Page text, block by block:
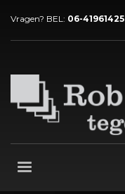
Vragen? BEL: 06-41961425